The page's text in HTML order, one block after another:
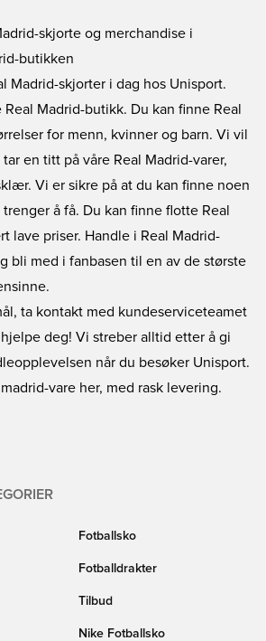
skjorte og merchandise i
butikken
Madrid-skjorter i dag hos Unisport.
Madrid-butikk. Du kan finne Real
for menn, kvinner og barn. Vi vil
en titt på våre Real Madrid-varer,
Vi er sikre på at du kan finne noen
å få. Du kan finne flotte Real
lave priser. Handle i Real Madrid-
bli med i fanbasen til en av de største
ta kontakt med kundeserviceteamet
deg! Vi streber alltid etter å gi
når du besøker Unisport.
vare her, med rask levering.
Fotballsko
Fotballdrakter
Tilbud
Nike Fotballsko